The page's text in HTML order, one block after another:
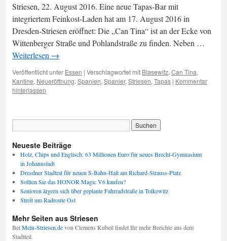
Striesen, 22. August 2016. Eine neue Tapas-Bar mit
integriertem Feinkost-Laden hat am 17. August 2016 in
Dresden-Striesen eröffnet: Die „Can Tina“ ist an der Ecke von
Wittenberger Straße und Pohlandstraße zu finden. Neben …
Weiterlesen →
Veröffentlicht unter Essen | Verschlagwortet mit Blasewitz, Can Tina,
Kantine, Neueröffnung, Spanien, Spanier, Striesen, Tapas | Kommentar
hinterlassen
Neueste Beiträge
Holz, Chips und Englisch: 63 Millionen Euro für neues Brecht-Gymnasium
in Johannstadt
Dresdner Stadtrat für neuen S-Bahn-Halt am Richard-Strauss-Platz
Sollten Sie das HONOR Magic V6 kaufen?
Senioren ärgern sich über geplante Fahrradstraße in Tolkewitz
Streit um Radroute Ost
Mehr Seiten aus Striesen
Bei Mein-Striesen.devon Clemens Kubeil findet Ihr mehr Berichte aus dem
Stadtteil.